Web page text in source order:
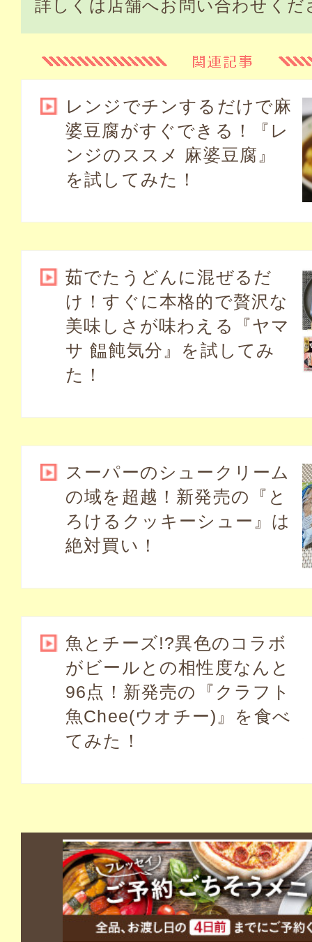
詳しくは店舗へお問い合わせくだ
レンジでチンするだけで麻
婆豆腐がすぐできる！『レ
ンジのススメ 麻婆豆腐』
を試してみた！
茹でたうどんに混ぜるだ
け！すぐに本格的で贅沢な
美味しさが味わえる『ヤマ
サ 饂飩気分』を試してみ
た！
スーパーのシュークリーム
の域を超越！新発売の『と
ろけるクッキーシュー』は
絶対買い！
魚とチーズ!?異色のコラボ
がビールとの相性度なんと
96点！新発売の『クラフト
魚Chee(ウオチー)』を食べ
てみた！